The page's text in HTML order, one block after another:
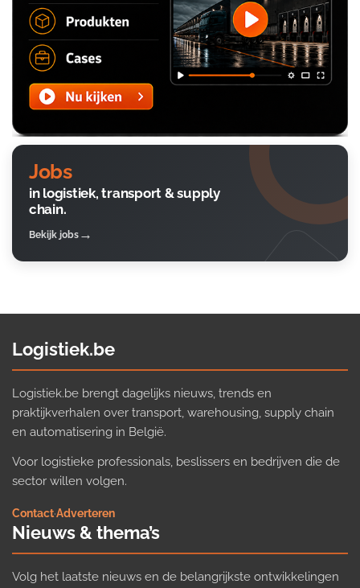
Jobs
in logistiek, transport & supply
chain.
Bekijk jobs
Logistiek.be
Logistiek.be brengt dagelijks nieuws, trends en
praktijkverhalen over transport, warehousing, supply chain
en automatisering in België.
Voor logistieke professionals, beslissers en bedrijven die de
sector willen volgen.
Contact·Adverteren
Nieuws & thema’s
Volg het laatste nieuws en de belangrijkste ontwikkelingen